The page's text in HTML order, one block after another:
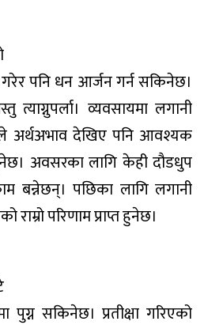
पनि धन आर्जन गर्न सकिनेछ।
व्यवसायमा लगानी
अर्थअभाव देखिए पनि आवश्यक
अवसरका लागि केही दौडधुप
बन्नेछन्। पछिका लागि लगानी
परिणाम प्राप्त हुनेछ।
पुग्न सकिनेछ। प्रतीक्षा गरिएको